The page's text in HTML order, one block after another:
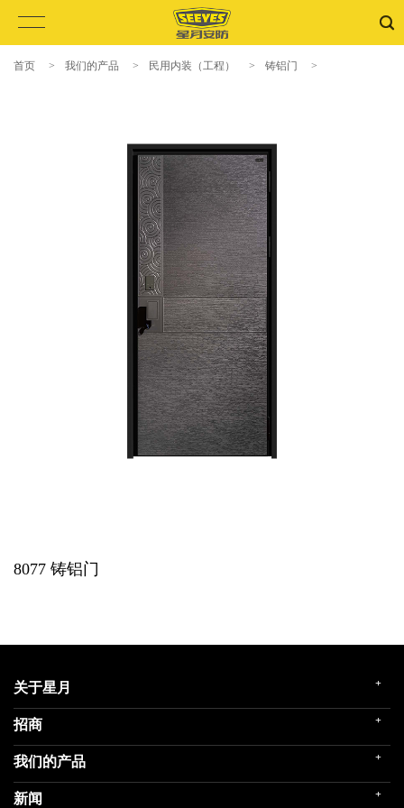
首页 > 我们的产品 > 民用内装（工程） > 铸铝门 >
8077 铸铝门
关于星月 +
企业简介
企业文化
荣誉殿堂
招商 +
门店展示
我们的产品 +
民用家装（零售）
新闻 +